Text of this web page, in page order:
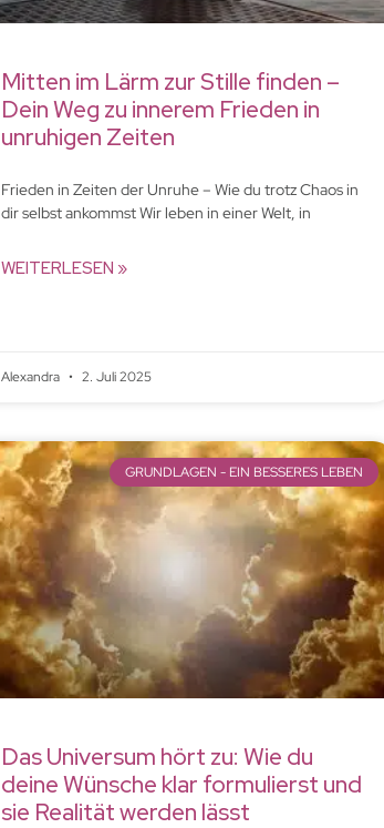
Mitten im Lärm zur Stille finden –
Dein Weg zu innerem Frieden in
unruhigen Zeiten
Frieden in Zeiten der Unruhe – Wie du trotz Chaos in
dir selbst ankommst Wir leben in einer Welt, in
WEITERLESEN »
Alexandra 2. Juli 2025
GRUNDLAGEN - EIN BESSERES LEBEN
Das Universum hört zu: Wie du
deine Wünsche klar formulierst und
sie Realität werden lässt